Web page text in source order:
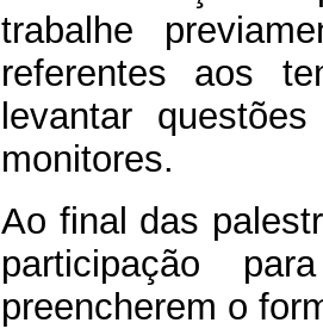
trabalhe
referentes aos
levantar
monitores.
Ao final das
participação
preencherem o